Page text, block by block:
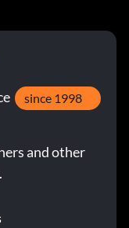
since 1998
and other